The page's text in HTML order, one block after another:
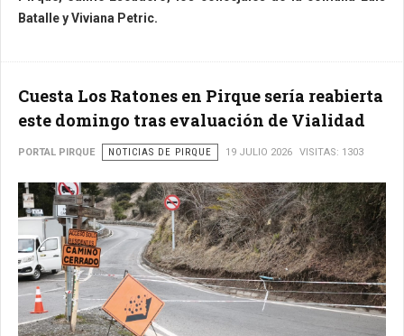
Batalle yViviana Petric.
Cuesta Los Ratones en Pirque sería reabierta
este domingo tras evaluación de Vialidad
PORTAL PIRQUE NOTICIAS DE PIRQUE 19 JULIO 2026 VISITAS: 1303